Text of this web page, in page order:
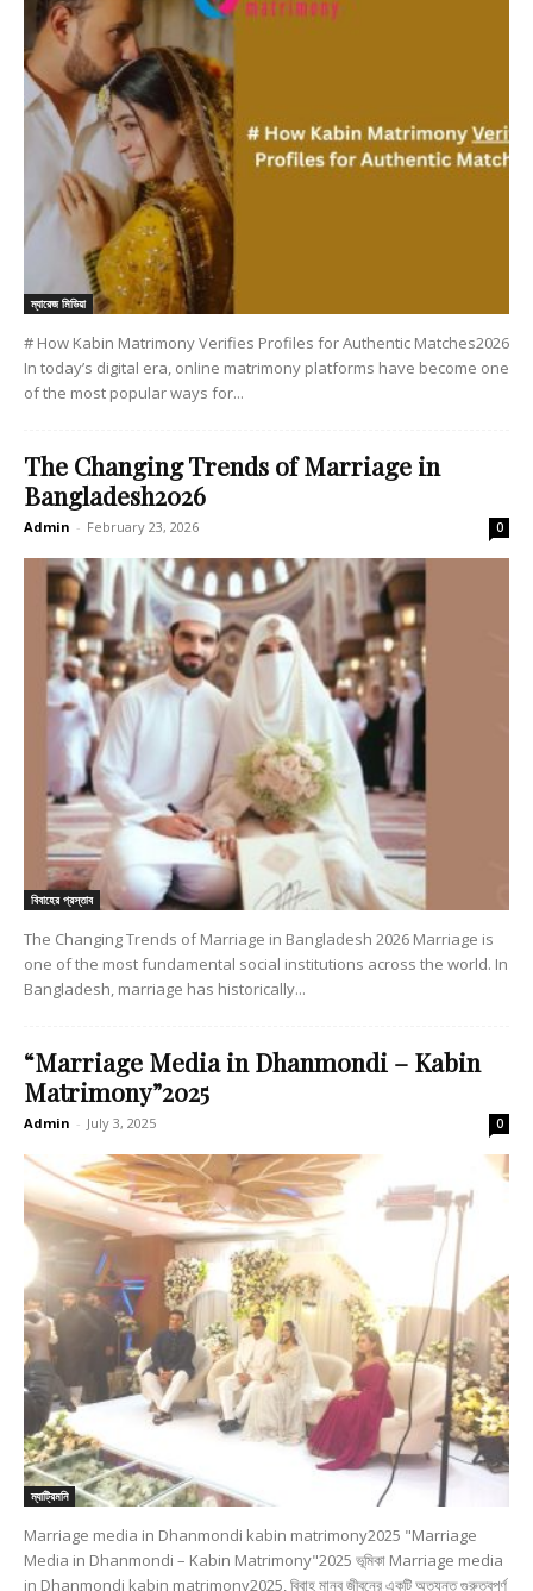
ম্যারেজ মিডিয়া
# How Kabin Matrimony Verifies Profiles for Authentic Matches2026
In today’s digital era, online matrimony platforms have become one
of the most popular ways for...
The Changing Trends of Marriage in
Bangladesh2026
Admin - February 23, 2026 0
বিবাহের প্রস্তাব
The Changing Trends of Marriage in Bangladesh 2026 Marriage is
one of the most fundamental social institutions across the world. In
Bangladesh, marriage has historically...
“Marriage Media in Dhanmondi – Kabin
Matrimony”2025
Admin - July 3, 2025 0
ম্যাট্রিমনি
Marriage media in Dhanmondi kabin matrimony2025 "Marriage
Media in Dhanmondi – Kabin Matrimony"2025 ভূমিকা Marriage media
in Dhanmondi kabin matrimony2025, বিবাহ মানব জীবনের একটি অত্যন্ত গুরুত্বপূর্ণ